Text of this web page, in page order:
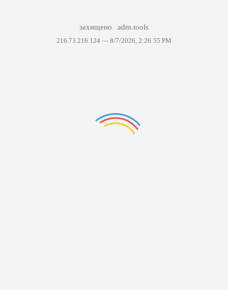
захищено adm.tools
216.73.216.124 — 8/7/2026, 2:26:55 PM